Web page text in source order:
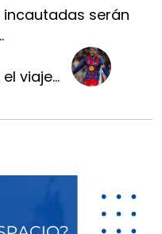
incautadas serán
viaje...